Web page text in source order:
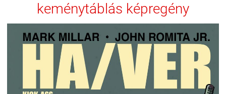
keménytáblás képregény